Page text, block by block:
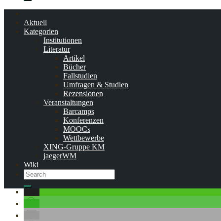
Search
Aktuell
Kategorien
Institutionen
Literatur
Artikel
Bücher
Fallstudien
Umfragen & Studien
Rezensionen
Veranstaltungen
Barcamps
Konferenzen
MOOCs
Wettbewerbe
XING-Gruppe KM
jaegerWM
Wiki
Search
Search
...werden am 11. Januar 2023 eingestellt. Alle
weiterhin hier verfügbar. Links zur Gruppe auf XING
Das Literaturpaket der
7. November 2012 2. August 2018